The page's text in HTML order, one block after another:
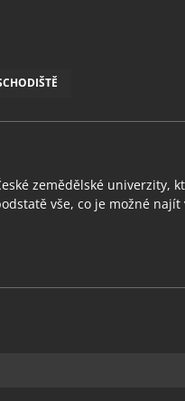
zemědělské univerzity,
vše, co je možné najít